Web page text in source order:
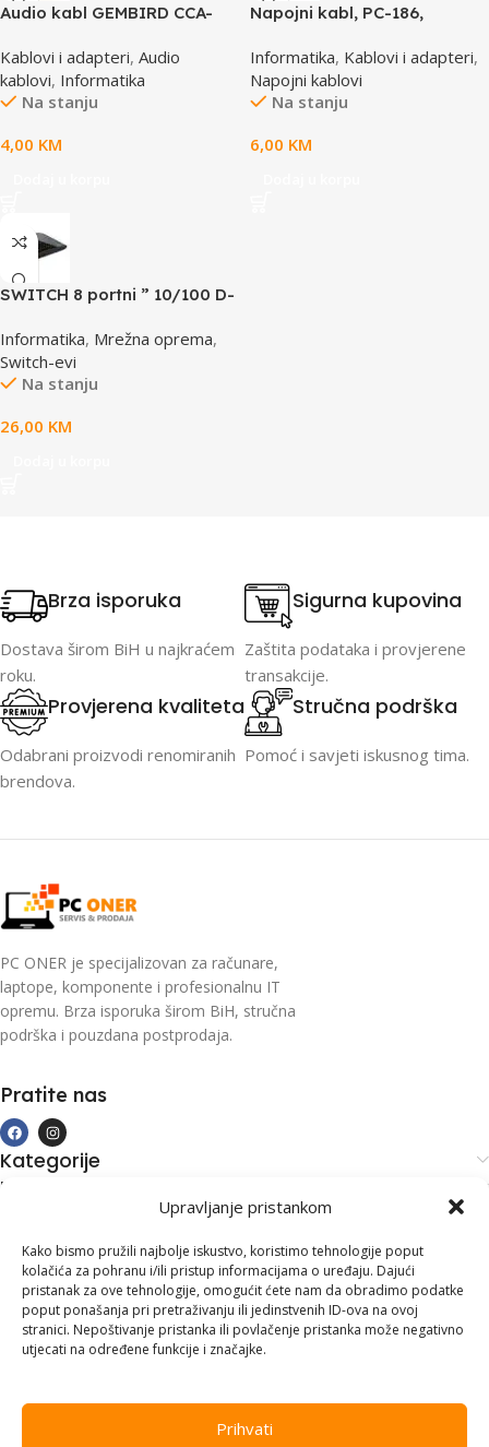
Upravljanje pristankom
Kako bismo pružili najbolje iskustvo, koristimo tehnologije poput
kolačića za pohranu i/ili pristup informacijama o uređaju. Dajući
pristanak za ove tehnologije, omogućit ćete nam da obradimo podatke
poput ponašanja pri pretraživanju ili jedinstvenih ID-ova na ovoj
stranici. Nepoštivanje pristanka ili povlačenje pristanka može negativno
utjecati na određene funkcije i značajke.
Prihvati
Audio kabl GEMBIRD CCA-
phono, 1,5m
Kablovi i adapteri, Audio
kablovi, Informatika
Na stanju
4,00 KM
Napojni kabl, PC-186,
Informatika, Kablovi i adapteri,
Napojni kablovi
Na stanju
6,00 KM
SWITCH 8 portni ” 10/100 D-
Informatika, Mrežna oprema,
Switch-evi
Na stanju
26,00 KM
Brza isporuka
Dostava širom BiH u najkraćem
roku.
Sigurna kupovina
Zaštita podataka i provjerene
transakcije.
Provjerena kvaliteta
Odabrani proizvodi renomiranih
brendova.
Stručna podrška
Pomoć i savjeti iskusnog tima.
PC ONER je specijalizovan za računare,
laptope, komponente i profesionalnu IT
opremu. Brza isporuka širom BiH, stručna
podrška i pouzdana postprodaja.
Pratite nas
Kategorije
Kupovina i podrška
Kontakt informacije
Branilaca Bosne, 75 300 Lukavac
+387 35 555 999
info@pconer.ba